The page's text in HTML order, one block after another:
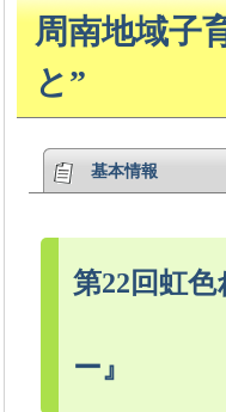
周南地域子
と”
基本情報
第22回虹
ー』